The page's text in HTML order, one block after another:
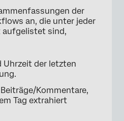
×
der
an, die unter jeder
sind,
Uhrzeit der letzten
Kommentare,
Tag extrahiert